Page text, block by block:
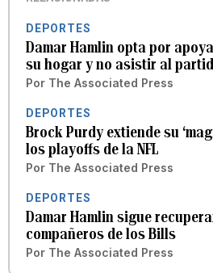
DEPORTES
Damar Hamlin opta por
su hogar y no asistir al
Por The Associated Press
DEPORTES
Brock Purdy extiende su
los playoffs de la NFL
Por The Associated Press
DEPORTES
Damar Hamlin sigue
compañeros de los Bills
Por The Associated Press